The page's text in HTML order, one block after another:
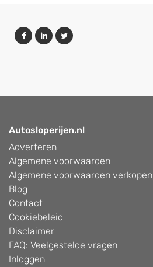
Autosloperijen.nl
Adverteren
Algemene voorwaarden
Algemene voorwaarden verkopen
Blog
Contact
Cookiebeleid
Disclaimer
FAQ: Veelgestelde vragen
Inloggen